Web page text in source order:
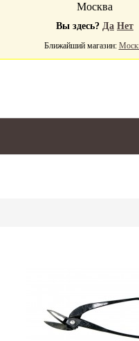
Москва
Вы здесь? Да Нет
Ближайший магазин: